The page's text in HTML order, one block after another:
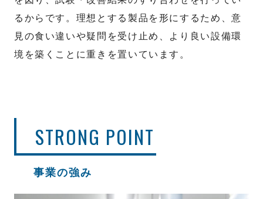
るからです。理想とする製品を形にするため、意
見の食い違いや疑問を受け止め、より良い設備環
境を築くことに重きを置いています。
STRONG POINT
事業の強み